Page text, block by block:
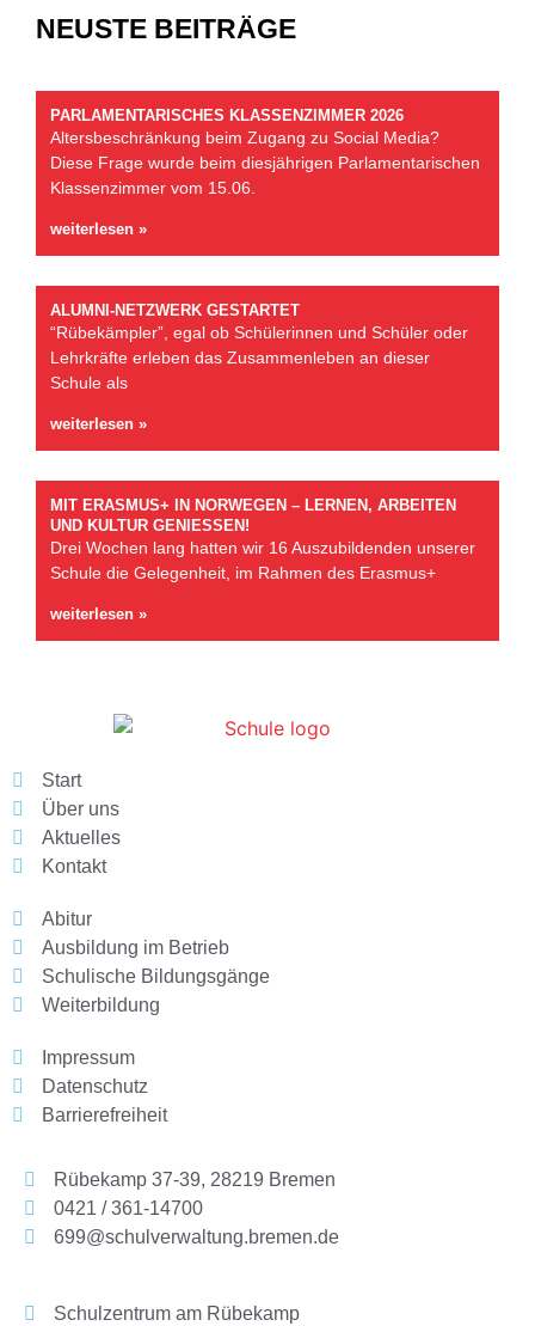
NEUSTE BEITRÄGE
PARLAMENTARISCHES KLASSENZIMMER 2026
Altersbeschränkung beim Zugang zu Social Media?
Diese Frage wurde beim diesjährigen Parlamentarischen
Klassenzimmer vom 15.06.
weiterlesen »
ALUMNI-NETZWERK GESTARTET
“Rübekämpler”, egal ob Schülerinnen und Schüler oder
Lehrkräfte erleben das Zusammenleben an dieser
Schule als
weiterlesen »
MIT ERASMUS+ IN NORWEGEN – LERNEN, ARBEITEN
UND KULTUR GENIESSEN!
Drei Wochen lang hatten wir 16 Auszubildenden unserer
Schule die Gelegenheit, im Rahmen des Erasmus+
weiterlesen »
Start
Über uns
Aktuelles
Kontakt
Abitur
Ausbildung im Betrieb
Schulische Bildungsgänge
Weiterbildung
Impressum
Datenschutz
Barrierefreiheit
Rübekamp 37-39, 28219 Bremen
0421 / 361-14700
699@schulverwaltung.bremen.de
Schulzentrum am Rübekamp